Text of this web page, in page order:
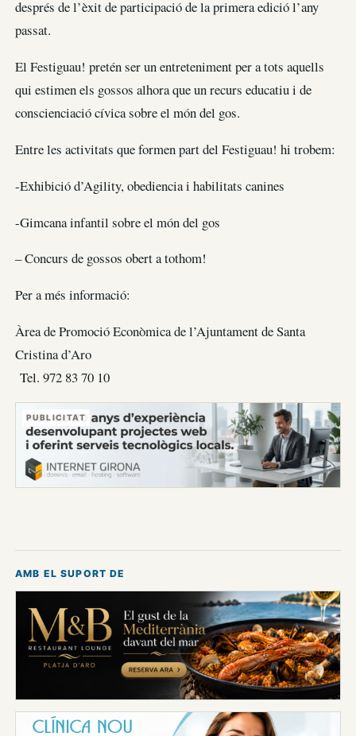
després de l’èxit de participació de la primera edició l’any
passat.
El Festiguau! pretén ser un entreteniment per a tots aquells
qui estimen els gossos alhora que un recurs educatiu i de
conscienciació cívica sobre el món del gos.
Entre les activitats que formen part del Festiguau! hi trobem:
-Exhibició d’Agility, obediencia i habilitats canines
-Gimcana infantil sobre el món del gos
– Concurs de gossos obert a tothom!
Per a més informació:
Àrea de Promoció Econòmica de l’Ajuntament de Santa
Cristina d’Aro
Tel. 972 83 70 10
PUBLICITAT
AMB EL SUPORT DE